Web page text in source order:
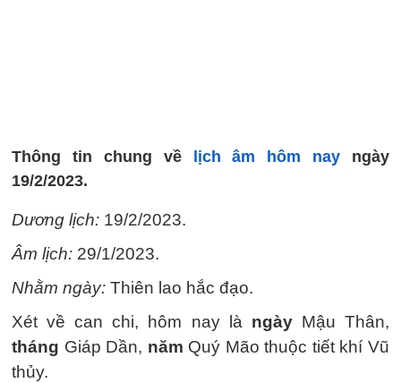
Thông tin chung về lịch âm hôm nay ngày
19/2/2023.
Dương lịch: 19/2/2023.
Âm lịch: 29/1/2023.
Nhằm ngày: Thiên lao hắc đạo.
Xét về can chi, hôm nay là ngàyMậu Thân,
tháng Giáp Dần, năm Quý Mão thuộc tiết khí Vũ
thủy.